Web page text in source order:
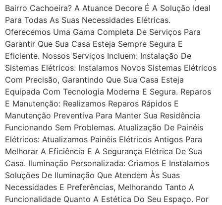
Bairro Cachoeira? A Atuance Decore É A Solução Ideal
Para Todas As Suas Necessidades Elétricas.
Oferecemos Uma Gama Completa De Serviços Para
Garantir Que Sua Casa Esteja Sempre Segura E
Eficiente. Nossos Serviços Incluem: Instalação De
Sistemas Elétricos: Instalamos Novos Sistemas Elétricos
Com Precisão, Garantindo Que Sua Casa Esteja
Equipada Com Tecnologia Moderna E Segura. Reparos
E Manutenção: Realizamos Reparos Rápidos E
Manutenção Preventiva Para Manter Sua Residência
Funcionando Sem Problemas. Atualização De Painéis
Elétricos: Atualizamos Painéis Elétricos Antigos Para
Melhorar A Eficiência E A Segurança Elétrica De Sua
Casa. Iluminação Personalizada: Criamos E Instalamos
Soluções De Iluminação Que Atendem Às Suas
Necessidades E Preferências, Melhorando Tanto A
Funcionalidade Quanto A Estética Do Seu Espaço. Por